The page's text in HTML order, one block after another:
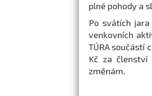
plné pohody a
Po svátích
venkovních
TÚRA součástí
Kč za členství
změnám.